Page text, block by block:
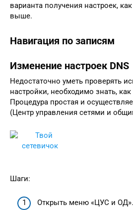
варианта получения настроек,
выше.
Навигация по записям
Изменение настроек DNS
Недостаточно уметь проверять
настройки, необходимо знать,
Процедура простая и
(Центр управления сетями и
Шаги:
Открыть меню «ЦУС и ОД».